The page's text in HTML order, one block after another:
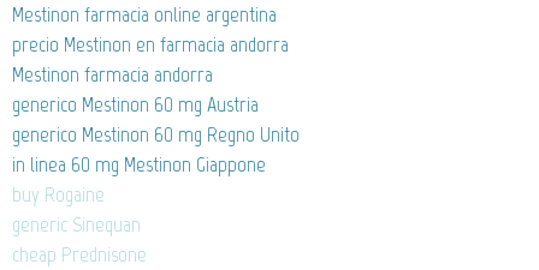
Mestinon farmacia online argentina
precio Mestinon en farmacia andorra
Mestinon farmacia andorra
generico Mestinon 60 mg Austria
generico Mestinon 60 mg Regno Unito
in linea 60 mg Mestinon Giappone
buy Rogaine
generic Sinequan
cheap Prednisone